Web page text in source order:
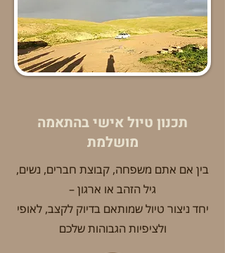
תכנון טיול אישי בהתאמה
מושלמת
בין אם אתם משפחה, קבוצת חברים, נשים,
גיל הזהב או ארגון –
יחד ניצור טיול שמותאם בדיוק לקצב, לאופי
ולציפיות הגבוהות שלכם